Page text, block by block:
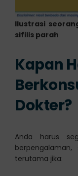
Ilustrasi
sifilis parah
Kapan
Dokter?
Anda harus
terutama jika: